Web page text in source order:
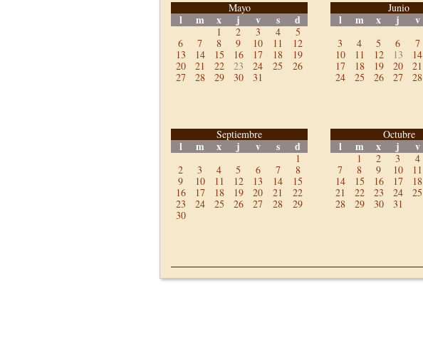
Mayo
l m x j v s d
1 2 3 4
5
6
7 8 9 10 11
12
13
14 15 16 17 18
19
20
21 22 23 24 25
26
27
28 29 30 31
Junio
l m x j v
3
4 5 6 7
10
11 12 13 14
17
18 19 20 21
24
25 26 27 28
Septiembre
l m x j v s d
1
2
3 4 5 6 7
8
9
10 11 12 13 14
15
16
17 18 19 20 21
22
23
24 25 26 27 28
29
30
Octubre
l m x j v
1 2 3 4
7
8 9 10 11
14
15 16 17 18
21
22 23 24 25
28
29 30 31